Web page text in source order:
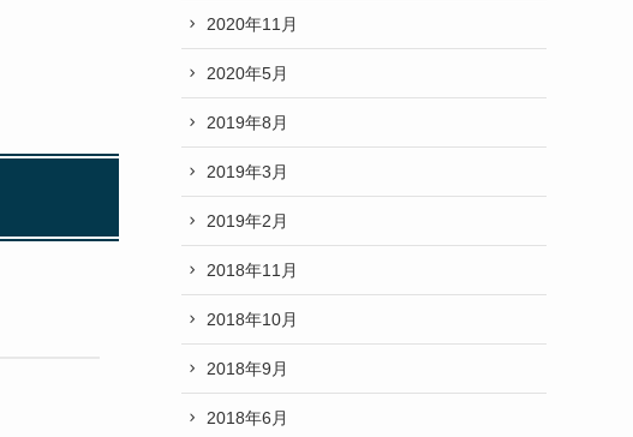
2020年11月
2020年5月
2019年8月
2019年3月
2019年2月
2018年11月
2018年10月
2018年9月
2018年6月